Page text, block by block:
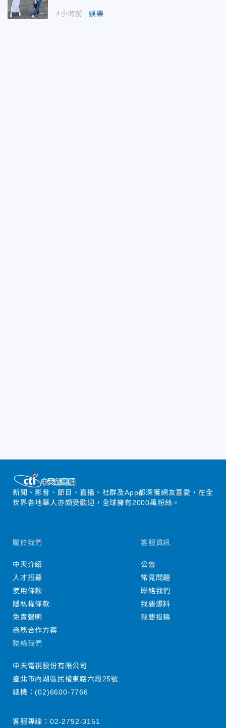
4小時前 娛樂
新聞、影音、節目、直播、社群及App都深獲網友喜愛，在全
世界各地華人亦頗受歡迎，全球擁有2000萬粉絲。
關於我們
中天介紹
人才招募
使用條款
隱私權條款
免責聲明
商務合作方案
客服資訊
公告
常見問題
聯絡我們
我要爆料
我要投稿
聯絡我們
中天電視股份有限公司
臺北市內湖區民權東路六段25號
總機：(02)6600-7766
客服專線： 02-2792-3151